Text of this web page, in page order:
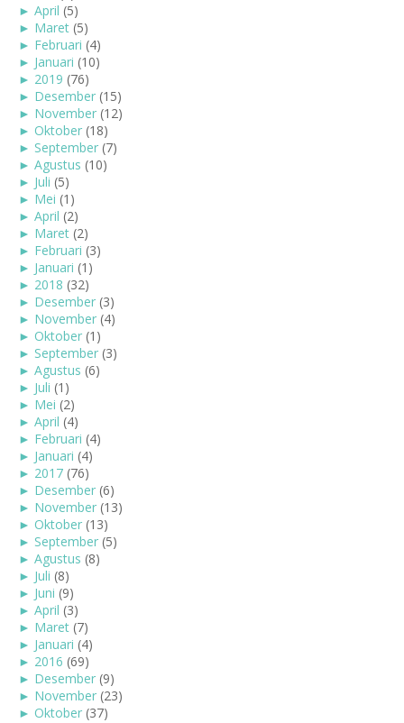
► April (5)
► Maret (5)
► Februari (4)
► Januari (10)
► 2019 (76)
► Desember (15)
► November (12)
► Oktober (18)
► September (7)
► Agustus (10)
► Juli (5)
► Mei (1)
► April (2)
► Maret (2)
► Februari (3)
► Januari (1)
► 2018 (32)
► Desember (3)
► November (4)
► Oktober (1)
► September (3)
► Agustus (6)
► Juli (1)
► Mei (2)
► April (4)
► Februari (4)
► Januari (4)
► 2017 (76)
► Desember (6)
► November (13)
► Oktober (13)
► September (5)
► Agustus (8)
► Juli (8)
► Juni (9)
► April (3)
► Maret (7)
► Januari (4)
► 2016 (69)
► Desember (9)
► November (23)
► Oktober (37)